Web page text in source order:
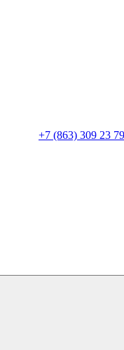
+7 (863) 309 23 79